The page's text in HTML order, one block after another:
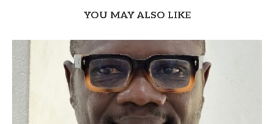
YOU MAY ALSO LIKE